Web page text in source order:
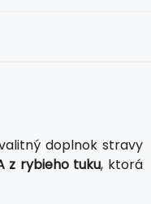
doplnok stravy
z rybieho tuku, ktorá